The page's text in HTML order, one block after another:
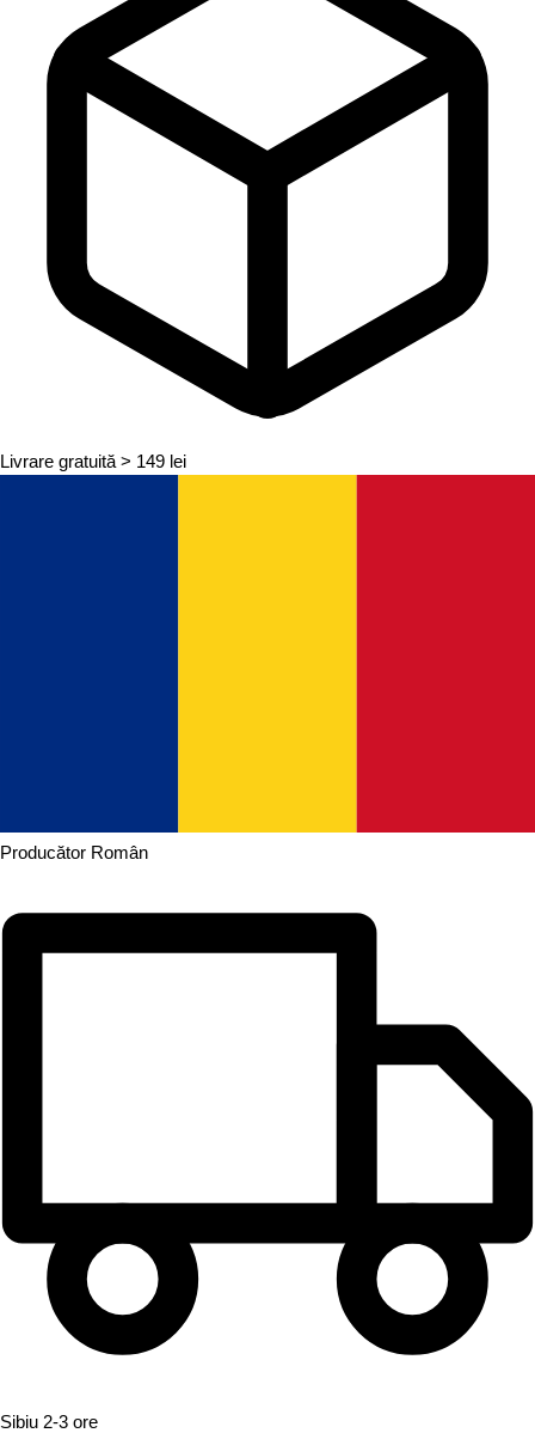
Livrare gratuită > 149 lei
Producător Român
Sibiu 2-3 ore